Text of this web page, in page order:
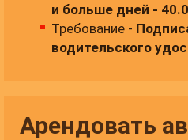
и больше дней -
Требование -
водительского
Арендовать